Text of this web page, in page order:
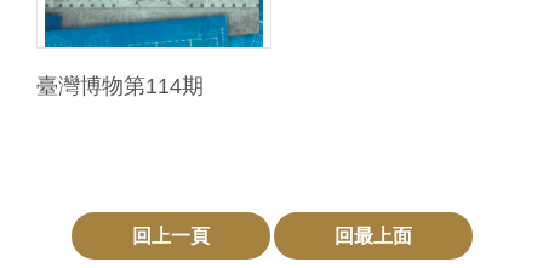
臺灣博物第114期
回上一頁 回最上面